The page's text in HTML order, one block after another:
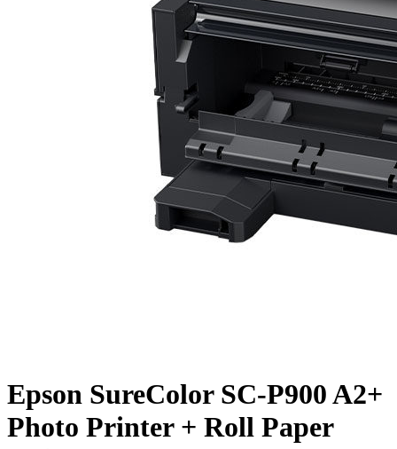
Epson SureColor SC-P900 A2+
Photo Printer + Roll Paper